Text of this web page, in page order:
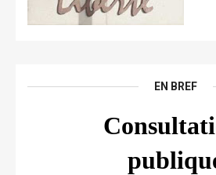
EN BREF